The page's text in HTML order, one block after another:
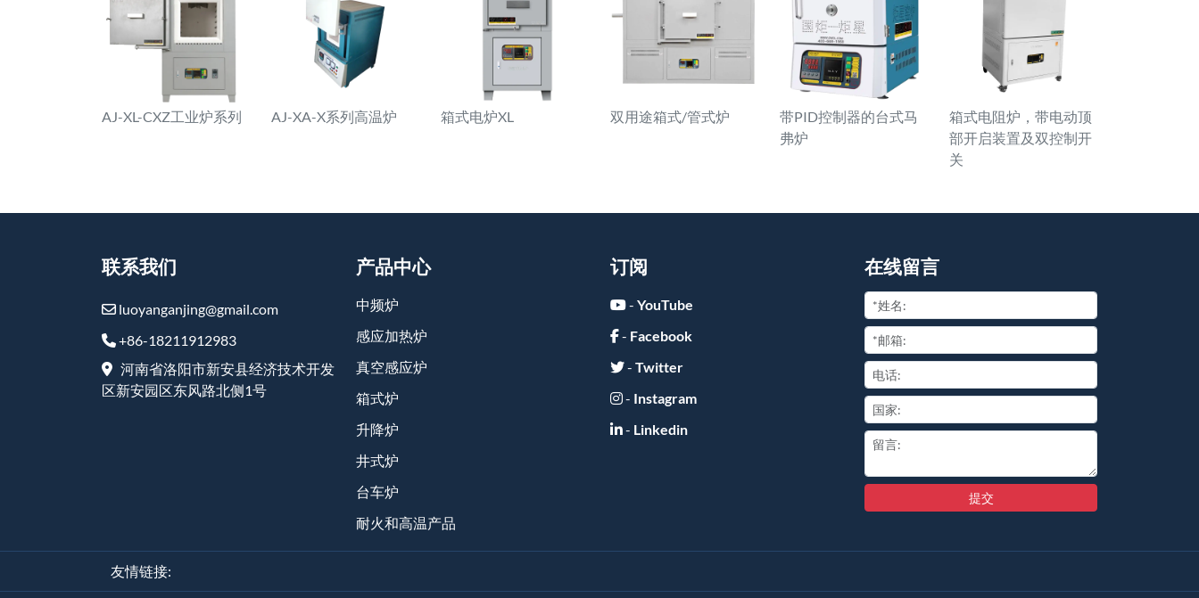
AJ-XL-CXZ工业炉系列 AJ-XA-X系列高温炉 箱式电炉XL 双用途箱式/管式炉
带PID控制器的台式马
弗炉
箱式电阻炉，带电动顶
部开启装置及双控制开
关
联系我们
luoyanganjing@gmail.com
+86-18211912983
河南省洛阳市新安县经济技术开发
区新安园区东风路北侧1号
产品中心
中频炉
感应加热炉
真空感应炉
箱式炉
升降炉
井式炉
台车炉
耐火和高温产品
订阅
- YouTube
- Facebook
- Twitter
- Instagram
- Linkedin
在线留言
提交
友情链接: